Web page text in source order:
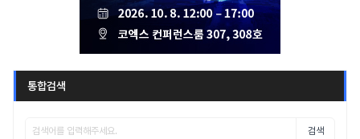
통합검색
검색